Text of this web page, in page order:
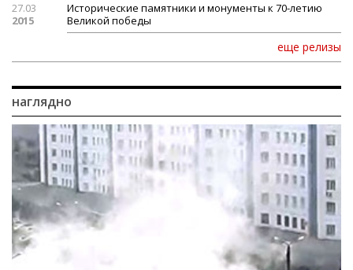
27.03
2015
Исторические памятники и монументы к 70-летию
Великой победы
еще релизы
наглядно